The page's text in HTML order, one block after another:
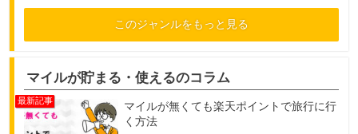
このジャンルをもっと見る
マイルが貯まる・使えるのコラム
マイルが無くても楽天ポイントで旅行に行
く方法